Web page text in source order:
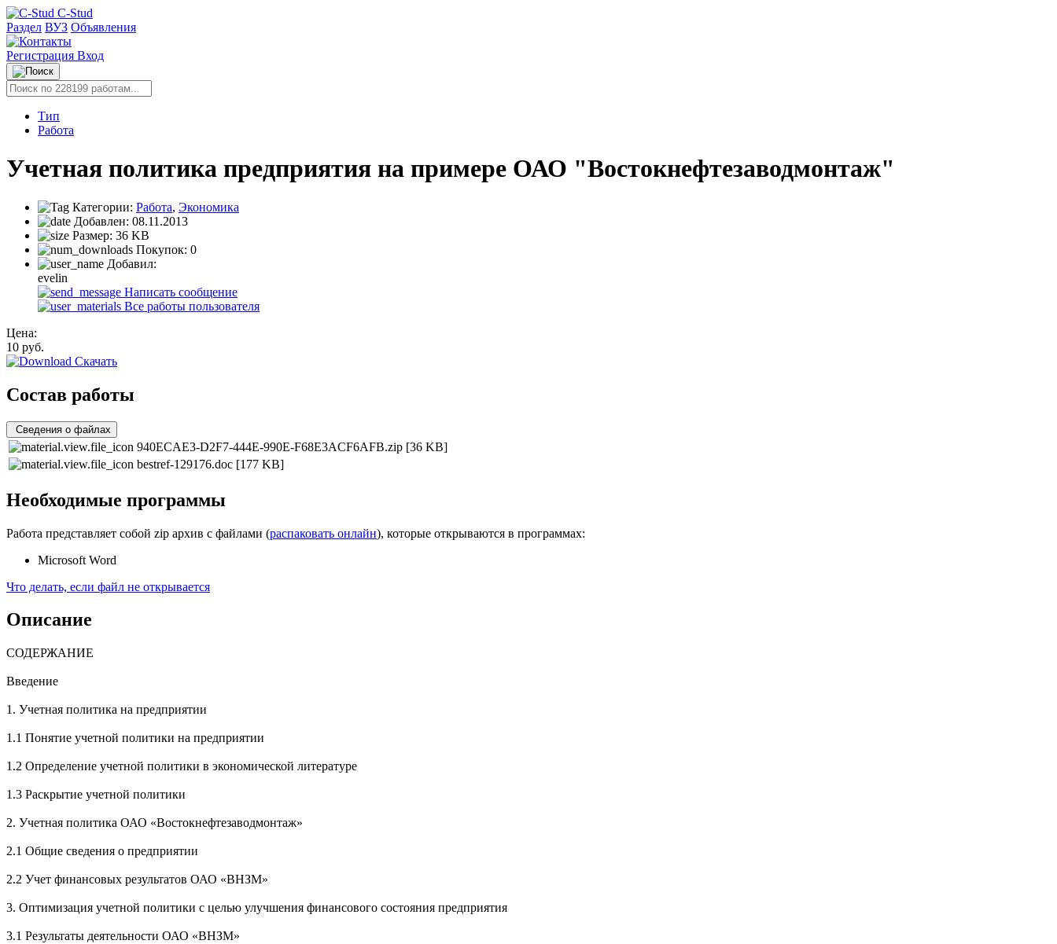
C-Stud
Раздел ВУЗ Объявления
Регистрация Вход
Тип
Работа
Учетная политика предприятия на примере ОАО "Востокнефтезаводмонтаж"
Категории: Работа, Экономика
Добавлен: 08.11.2013
Размер: 36 KB
Покупок: 0
Добавил:
evelin
Написать сообщение
Все работы пользователя
Цена:
10 руб.
Скачать
Состав работы
Сведения о файлах
940ECAE3-D2F7-444E-990E-F68E3ACF6AFB.zip [36 KB]
bestref-129176.doc [177 KB]
Необходимые программы
Работа представляет собой zip архив с файлами (распаковать онлайн), которые открываются в программах:
Microsoft Word
Что делать, если файл не открывается
Описание
СОДЕРЖАНИЕ
Введение
1. Учетная политика на предприятии
1.1 Понятие учетной политики на предприятии
1.2 Определение учетной политики в экономической литературе
1.3 Раскрытие учетной политики
2. Учетная политика ОАО «Востокнефтезаводмонтаж»
2.1 Общие сведения о предприятии
2.2 Учет финансовых результатов ОАО «ВНЗМ»
3. Оптимизация учетной политики с целью улучшения финансового состояния предприятия
3.1 Результаты деятельности ОАО «ВНЗМ»